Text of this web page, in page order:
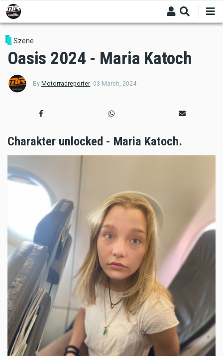
Skip
to
main
content
Szene
Oasis 2024 - Maria Katoch
By Motorradreporter, 03 March, 2024
Charakter unlocked - Maria Katoch.